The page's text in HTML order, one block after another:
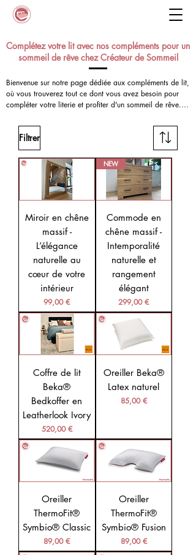
Complétez votre lit avec nos compléments pour un
sommeil de rêve chez Créateur de Sommeil
Bienvenue sur notre page dédiée aux compléments de lit,
où vous trouverez tout ce dont vous avez besoin pour
compléter votre literie et profiter d'un sommeil de rêve.
par le sommeil et nous croyons que chaque détail
compte pour offrir une expérience de sommeil optimale.
C'est pourquoi nous proposons une gamme complète de
compléments de lit de haute qualité pour tous les types
de dormeurs, afin que chacun puisse trouver celui qui
convient le mieux à ses besoins et à son budget.
Filtrer
Miroir en chêne
massif -
L’élégance
naturelle au
cœur de votre
intérieur
Prix
99,00 €
NEW
Commode en
chêne massif -
Intemporalité
naturelle et
rangement
élégant
Prix
299,00 €
Coffre de lit
Beka®
Bedkoffer en
Leatherlook Ivory
Prix
520,00 €
Oreiller Beka®
Latex naturel
Prix
85,00 €
Oreiller
ThermoFit®
Symbio® Classic
Prix
89,00 €
Oreiller
ThermoFit®
Symbio® Fusion
Prix
89,00 €